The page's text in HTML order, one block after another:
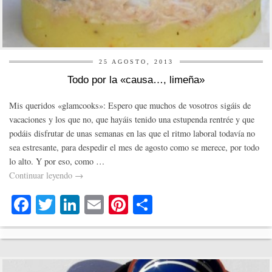
25 AGOSTO, 2013
Todo por la «causa…, limeña»
Mis queridos «glamcooks»: Espero que muchos de vosotros sigáis de
vacaciones y los que no, que hayáis tenido una estupenda rentrée y que
podáis disfrutar de unas semanas en las que el ritmo laboral todavía no
sea estresante, para despedir el mes de agosto como se merece, por todo
lo alto. Y por eso, como …
Continuar leyendo →
Fa
ce
bo
T
wi
tte
Li
nk
ed
In
E
m
ail
Pi
nt
er
es
o
m
pa